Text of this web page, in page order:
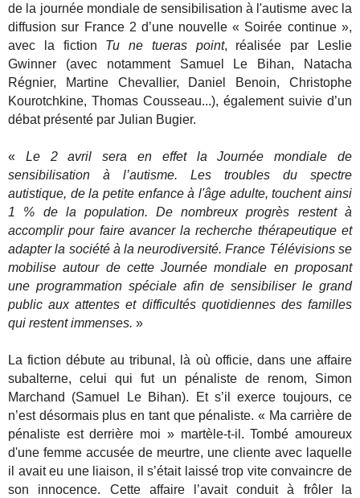
de la journée mondiale de sensibilisation à l'autisme avec la
diffusion sur France 2 d’une nouvelle « Soirée continue »,
avec la fiction Tu ne tueras point, réalisée par Leslie
Gwinner (avec notamment Samuel Le Bihan, Natacha
Régnier, Martine Chevallier, Daniel Benoin, Christophe
Kourotchkine, Thomas Cousseau...), également suivie d’un
débat présenté par Julian Bugier.
« Le 2 avril sera en effet la Journée mondiale de
sensibilisation à l’autisme. Les troubles du spectre
autistique, de la petite enfance à l'âge adulte, touchent ainsi
1 % de la population. De nombreux progrès restent à
accomplir pour faire avancer la recherche thérapeutique et
adapter la société à la neurodiversité. France Télévisions se
mobilise autour de cette Journée mondiale en proposant
une programmation spéciale afin de sensibiliser le grand
public aux attentes et difficultés quotidiennes des familles
qui restent immenses. »
La fiction débute au tribunal, là où officie, dans une affaire
subalterne, celui qui fut un pénaliste de renom, Simon
Marchand (Samuel Le Bihan). Et s’il exerce toujours, ce
n’est désormais plus en tant que pénaliste. « Ma carrière de
pénaliste est derrière moi » martèle-t-il. Tombé amoureux
d'une femme accusée de meurtre, une cliente avec laquelle
il avait eu une liaison, il s’était laissé trop vite convaincre de
son innocence. Cette affaire l’avait conduit à frôler la